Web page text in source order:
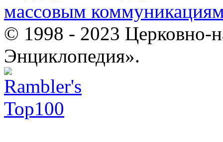
массовым
© 1998 - 2023 Церковно-
Энциклопедия».